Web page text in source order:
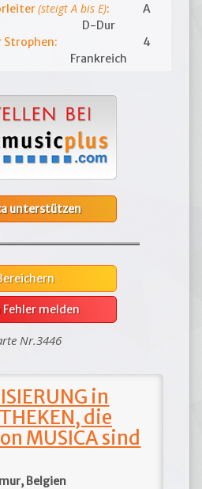
(steigt A bis E):
A
D-Dur
Strophen:
4
Frankreich
unterstützen
Fehler melden
Nr.3446
in
die
MUSICA sind
Belgien